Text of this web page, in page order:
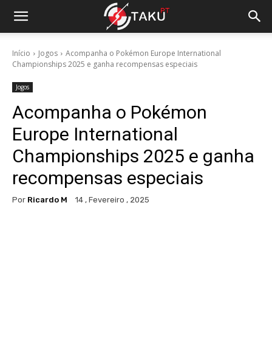
Início Jogos
Acompanha o Pokémon Europe International
Championships 2025 e ganha recompensas especiais
Jogos
Acompanha o Pokémon
Europe International
Championships 2025 e ganha
recompensas especiais
Por Ricardo M 14 , Fevereiro , 2025